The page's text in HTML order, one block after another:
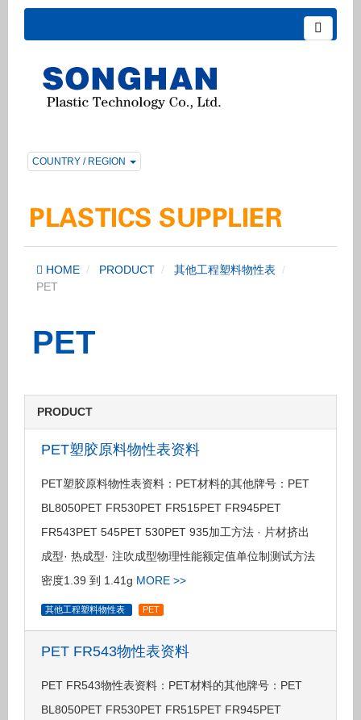
COUNTRY / REGION
HOME PRODUCT
其他工程塑料物性表
PET
PET
PRODUCT
PET塑胶原料物性表资料
PET塑胶原料物性表资料：PET材料的其他牌号：PET
BL8050PET FR530PET FR515PET FR945PET
FR543PET 545PET 530PET 935加工方法 · 片材挤出
成型· 热成型· 注吹成型物理性能额定值单位制测试方法
密度1.39 到 1.41g MORE >>
其他工程塑料物性表 PET
PET FR543物性表资料
PET FR543物性表资料：PET材料的其他牌号：PET
BL8050PET FR530PET FR515PET FR945PET